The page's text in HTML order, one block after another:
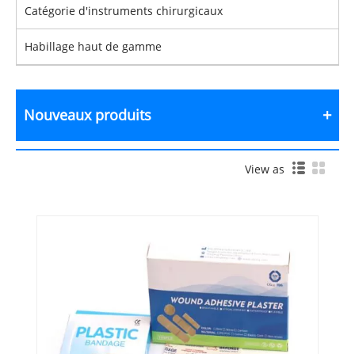
Catégorie d'instruments chirurgicaux
Habillage haut de gamme
Nouveaux produits
View as